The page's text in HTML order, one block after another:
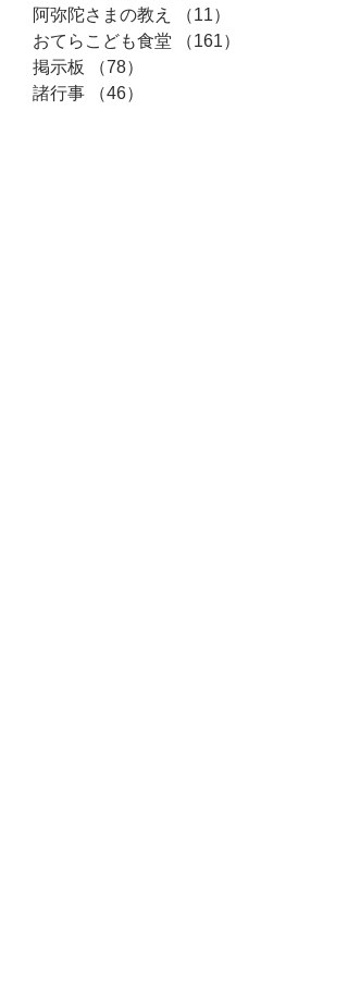
阿弥陀さまの教え
（11）
おてらこども食堂
（161）
掲示板
（78）
諸行事
（46）